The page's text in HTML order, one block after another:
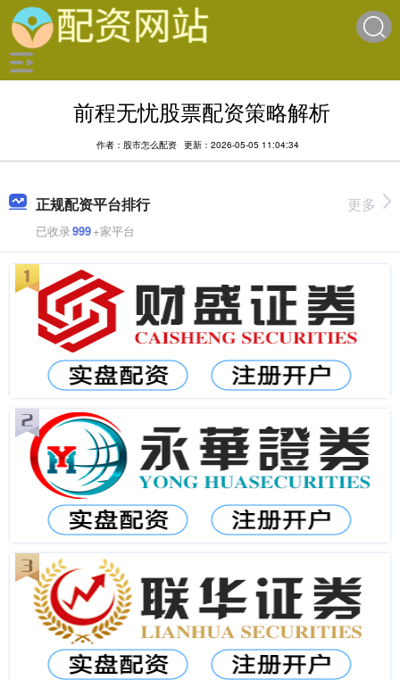
前程无忧股票配资策略解析
作者：股市怎么配资 更新：2026-05-05 11:04:34
正规配资平台排行
已收录999+家平台
更多